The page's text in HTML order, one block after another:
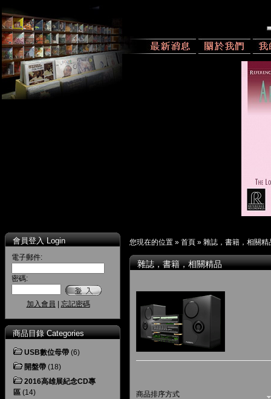
會員登入 Login
電子郵件:
密碼:
加入會員 忘記密碼
商品目錄 Categories
USB數位母帶 (6)
開盤帶 (18)
2016高雄展紀念CD專
區 (14)
您現在的位置 » 首頁 » 雜誌，書籍，相關精
雜誌，書籍，相關精品
商品排序方式